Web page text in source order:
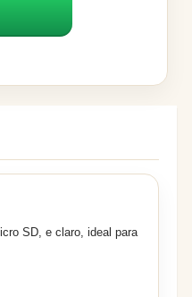
SD, e claro, ideal para